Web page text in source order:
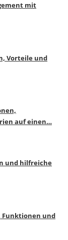
mit
Vorteile und
auf einen…
und hilfreiche
Funktionen und